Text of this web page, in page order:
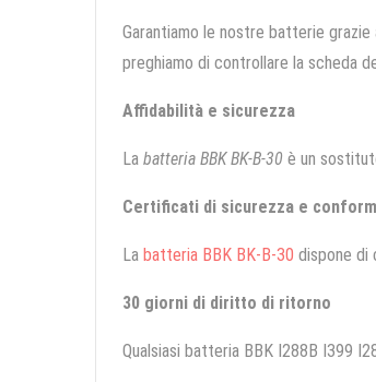
Garantiamo le nostre batterie
preghiamo di controllare la scheda
Affidabilità e sicurezza
La batteria BBK BK-B-30 è un
Certificati di sicurezza e
La batteria BBK BK-B-30 dispone di
30 giorni di diritto di ritorno
Qualsiasi batteria BBK I288B I399